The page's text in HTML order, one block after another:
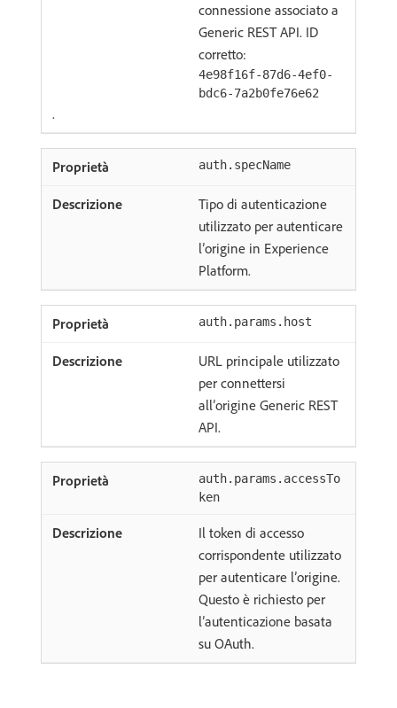
connessione associato a
Generic REST API. ID
corretto:
4e98f16f-87d6-4ef0-
bdc6-7a2b0fe76e62
.
auth.specName
Tipo di autenticazione
utilizzato per autenticare
l’origine in Experience
Platform.
auth.params.host
URL principale utilizzato
per connettersi
all’origine Generic REST
API.
auth.params.accessTo
ken
Il token di accesso
corrispondente utilizzato
per autenticare l’origine.
Questo è richiesto per
l’autenticazione basata
su OAuth.